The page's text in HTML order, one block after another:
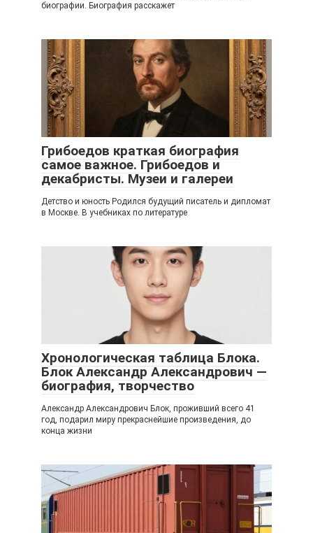
биографии. Биография расскажет
Грибоедов краткая биография
самое важное. Грибоедов и
декабристы. Музеи и галереи
Детство и юность Родился будущий писатель и дипломат
в Москве. В учебниках по литературе
Хронологическая таблица Блока.
Блок Александр Александрович —
биография, творчество
Александр Александрович Блок, проживший всего 41
год, подарил миру прекраснейшие произведения, до
конца жизни